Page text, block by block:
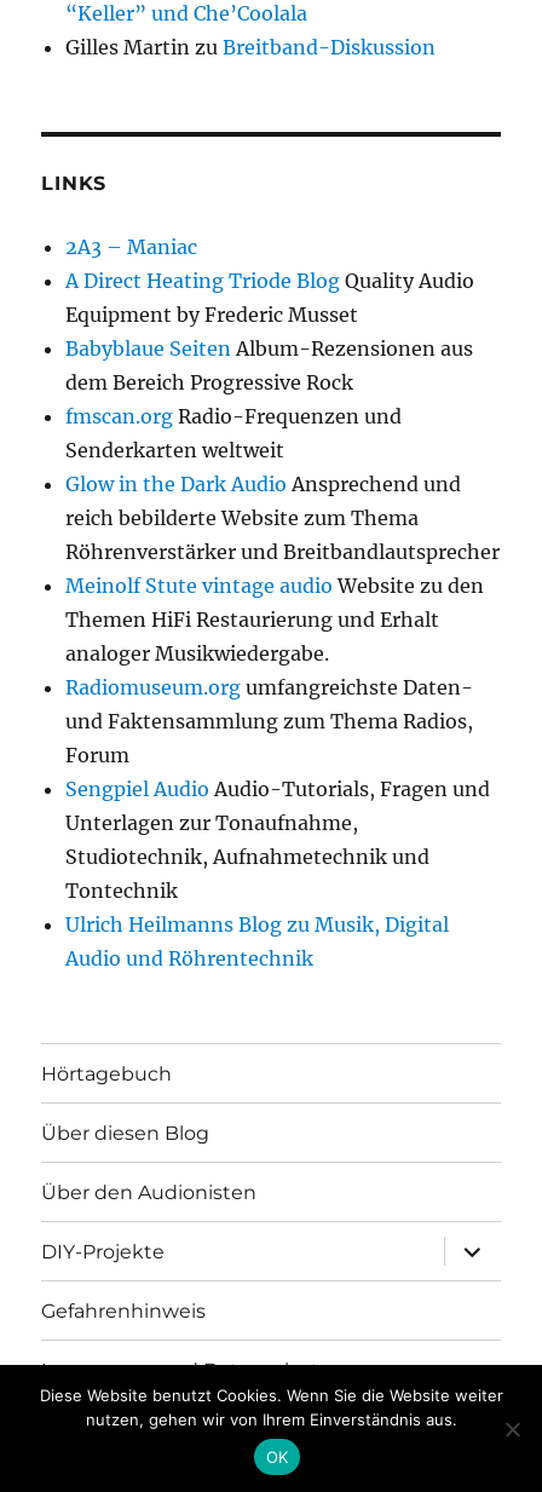
“Keller” und Che’Coolala
Gilles Martin zuBreitband-Diskussion
LINKS
2A3 – Maniac
A Direct Heating Triode Blog Quality Audio
Equipment by Frederic Musset
Babyblaue SeitenAlbum-Rezensionen aus
dem Bereich Progressive Rock
fmscan.org Radio-Frequenzen und
Senderkarten weltweit
Glow in the Dark Audio Ansprechend und
reich bebilderte Website zum Thema
Röhrenverstärker und Breitbandlautsprecher
Meinolf Stute vintage audio Website zu den
Themen HiFi Restaurierung und Erhalt
analoger Musikwiedergabe.
Radiomuseum.org umfangreichste Daten-
und Faktensammlung zum Thema Radios,
Forum
Sengpiel Audio Audio-Tutorials, Fragen und
Unterlagen zur Tonaufnahme,
Studiotechnik, Aufnahmetechnik und
Tontechnik
Ulrich Heilmanns Blog zu Musik, Digital
Audio und Röhrentechnik
Hörtagebuch
Über diesen Blog
Über den Audionisten
DIY-Projekte
öffnen
Gefahrenhinweis
Impressum und Datenschutz
Stolz präsentiert von WordPress
Diese Website benutzt Cookies. Wenn Sie die Website weiter
nutzen, gehen wir von Ihrem Einverständnis aus.
OK